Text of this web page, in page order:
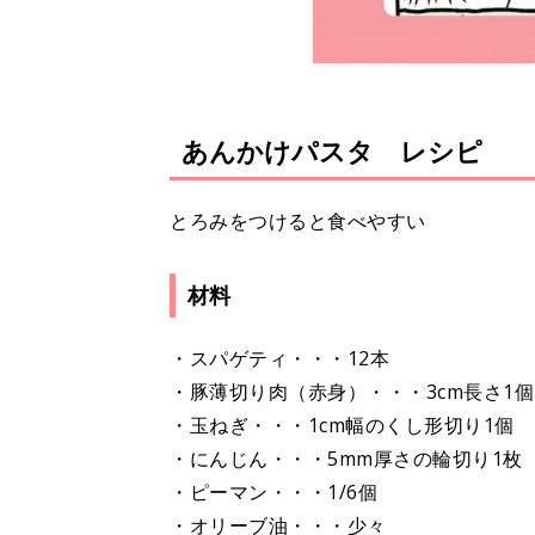
あんかけパスタ レシピ
とろみをつけると食べやすい
材料
・スパゲティ・・・12本
・豚薄切り肉（赤身）・・・3cm長さ1個
・玉ねぎ・・・1cm幅のくし形切り1個
・にんじん・・・5mm厚さの輪切り1枚
・ピーマン・・・1/6個
・オリーブ油・・・少々